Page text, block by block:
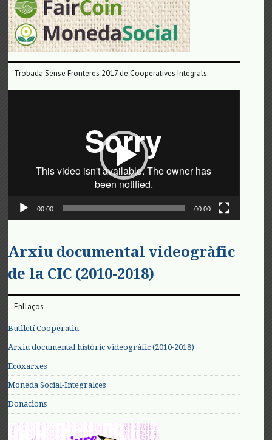
Trobada Sense Fronteres 2017 de Cooperatives Integrals
00:00 00:00
Arxiu documental videogràfic
de la CIC (2010-2018)
Enllaços
Butlletí Cooperatiu
Arxiu documental històric videogràfic (2010-2018)
Ecoxarxes
Moneda Social-Integralces
Donacions